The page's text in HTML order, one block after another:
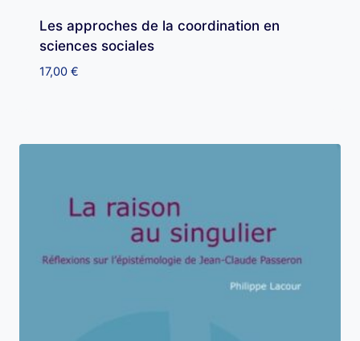
Les approches de la coordination en
sciences sociales
17,00 €